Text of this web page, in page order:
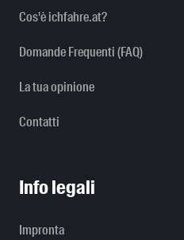
Cos'è ichfahre.at?
Domande Frequenti (FAQ)
La tua opinione
Contatti
Info legali
Impronta